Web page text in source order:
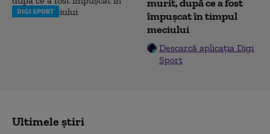
DIGI SPORT
murit, după ce a fost
împușcat în timpul
meciului
Descarcă aplicația Digi
Sport
Ultimele știri